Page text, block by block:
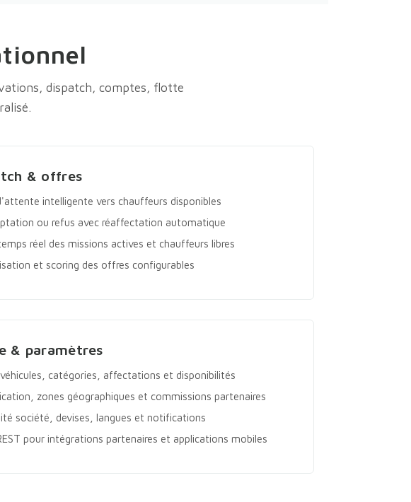
dispatch, comptes, flotte
& offres
intelligente vers chauffeurs disponibles
ou refus avec réaffectation automatique
réel des missions actives et chauffeurs libres
et scoring des offres configurables
& paramètres
véhicules, catégories, affectations et disponibilités
zones géographiques et commissions partenaires
société, devises, langues et notifications
pour intégrations partenaires et applications mobiles